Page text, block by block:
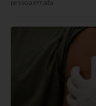
pessoa errada